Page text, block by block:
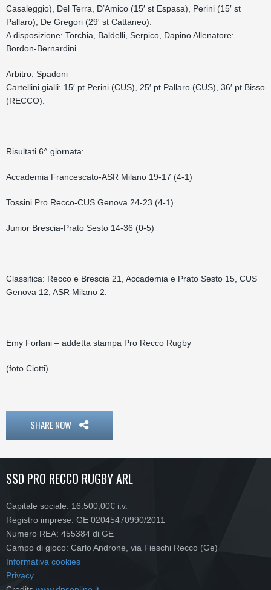
Casaleggio), Del Terra, D’Amico (15′ st Espasa), Perini (15′ st
Pallaro), De Gregori (29′ st Cattaneo).
A disposizione: Torchia, Baldelli, Serpico, Dapino Allenatore:
Bordon-Bernardini
Arbitro: Spadoni
Cartellini gialli: 15′ pt Perini (CUS), 25′ pt Pallaro (CUS), 36′ pt Bisso
(RECCO).
——–
Risultati 6^ giornata:
Accademia Francescato-ASR Milano 19-17 (4-1)
Tossini Pro Recco-CUS Genova 24-23 (4-1)
Junior Brescia-Prato Sesto 14-36 (0-5)
Classifica: Recco e Brescia 21, Accademia e Prato Sesto 15, CUS
Genova 12, ASR Milano 2.
Emy Forlani – addetta stampa Pro Recco Rugby
(foto Ciotti)
SHARE NOW
SSD PRO RECCO RUGBY ARL
Capitale sociale: 16.500,00€ i.v.
Registro imprese: GE 02045470990/2011
Numero REA: 455384 di GE
Campo di gioco: Carlo Androne, via Fieschi Recco (Ge)
Informativa cookies
Privacy